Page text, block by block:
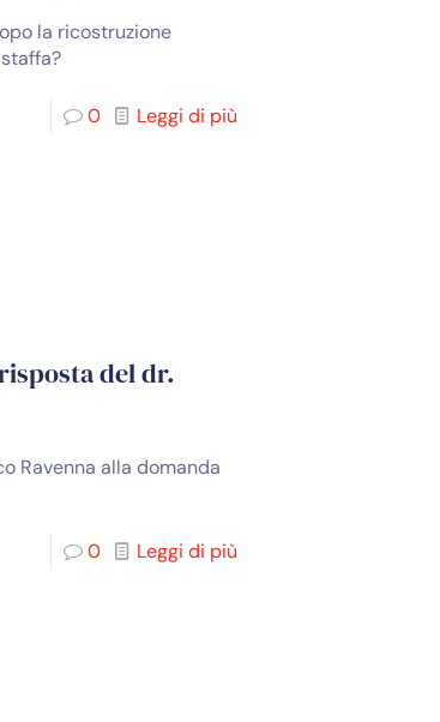
la ricostruzione
0 Leggi di più
del dr.
Ravenna alla domanda
0 Leggi di più